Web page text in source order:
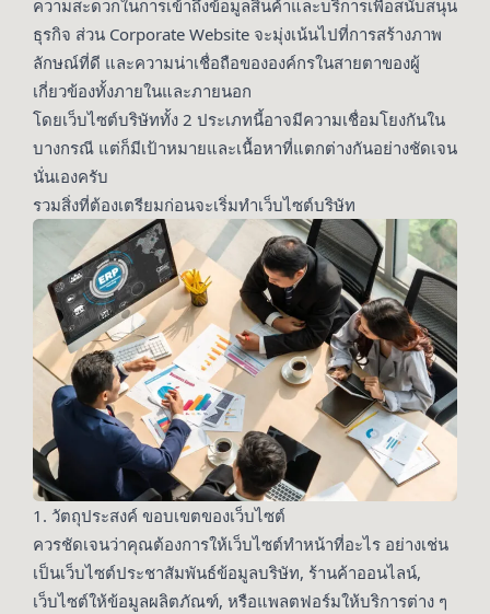
ความสะดวกในการเข้าถึงข้อมูลสินค้าและบริการเพื่อสนับสนุน
ธุรกิจ ส่วน Corporate Website จะมุ่งเน้นไปที่การสร้างภาพ
ลักษณ์ที่ดี และความน่าเชื่อถือขององค์กรในสายตาของผู้
เกี่ยวข้องทั้งภายในและภายนอก
โดยเว็บไซต์บริษัททั้ง 2 ประเภทนี้อาจมีความเชื่อมโยงกันใน
บางกรณี แต่ก็มีเป้าหมายและเนื้อหาที่แตกต่างกันอย่างชัดเจน
นั่นเองครับ
รวมสิ่งที่ต้องเตรียมก่อนจะเริ่มทำเว็บไซต์บริษัท
1. วัตถุประสงค์ ขอบเขตของเว็บไซต์
ควรชัดเจนว่าคุณต้องการให้เว็บไซต์ทำหน้าที่อะไร อย่างเช่น
เป็นเว็บไซต์ประชาสัมพันธ์ข้อมูลบริษัท, ร้านค้าออนไลน์,
เว็บไซต์ให้ข้อมูลผลิตภัณฑ์, หรือแพลตฟอร์มให้บริการต่าง ๆ